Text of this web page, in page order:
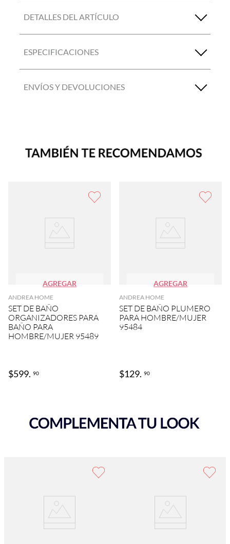
DETALLES DEL ARTÍCULO
ESPECIFICACIONES
ENVÍOS Y DEVOLUCIONES
AGREGAR
ANDREA HOME
SET DE BAÑO
ORGANIZADORES PARA
BAÑO PARA
HOMBRE/MUJER 95489
$599. 90
AGREGAR
ANDREA HOME
SET DE BAÑO PLUMERO
PARA HOMBRE/MUJER
95484
$129. 90